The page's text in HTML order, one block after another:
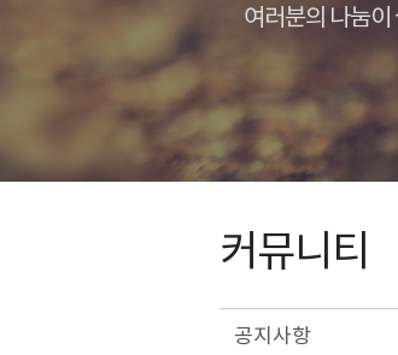
여러분의 나눔
커뮤니티
공지사항